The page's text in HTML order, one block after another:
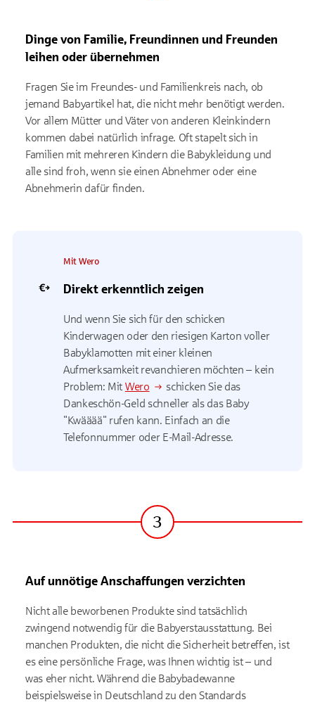
Dinge von Familie, Freundinnen und Freunden
leihen oder übernehmen
Fragen Sie im Freundes- und Familienkreis nach, ob
jemand Babyartikel hat, die nicht mehr benötigt werden.
Vor allem Mütter und Väter von anderen Kleinkindern
kommen dabei natürlich infrage. Oft stapelt sich in
Familien mit mehreren Kindern die Babykleidung und
alle sind froh, wenn sie einen Abnehmer oder eine
Abnehmerin dafür finden.
Mit Wero
Direkt erkenntlich zeigen
Und wenn Sie sich für den schicken
Kinderwagen oder den riesigen Karton voller
Babyklamotten mit einer kleinen
Aufmerksamkeit revanchieren möchten – kein
Problem: Mit Wero
schicken Sie das
Dankeschön-Geld schneller als das Baby
"Kwääää" rufen kann. Einfach an die
Telefonnummer oder E-Mail-Adresse.
Schritt
3
Auf unnötige Anschaffungen verzichten
Nicht alle beworbenen Produkte sind tatsächlich
zwingend notwendig für die Babyerstausstattung. Bei
manchen Produkten, die nicht die Sicherheit betreffen, ist
es eine persönliche Frage, was Ihnen wichtig ist – und
was eher nicht. Während die Babybadewanne
beispielsweise in Deutschland zu den Standards